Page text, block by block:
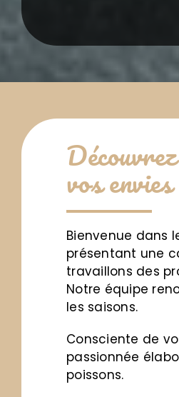
vos envies
Bienvenue dans
présentant une
travaillons des
Notre équipe
les saisons.
Consciente de
passionnée
poissons.